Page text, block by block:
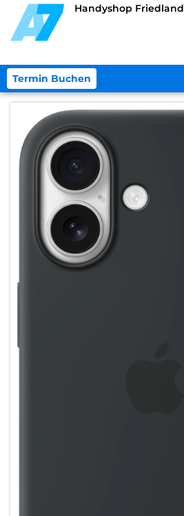
Handyshop Friedland
Termin Buchen